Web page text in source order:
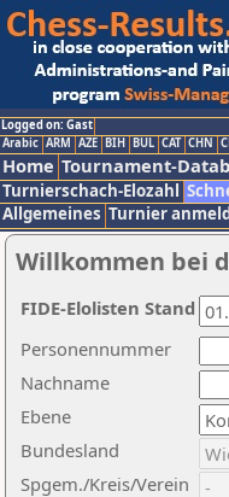
Logged on: Gast
Arabic ARM AZE BIH BUL CAT CHN
Home Tournament-
Turnierschach-Elozahl
Allgemeines Turnier
Willkommen bei
Nachname
Ebene
Personennummer
Bundesland
Spgem./Kreis/Verein
FIDE-Elolisten Stand